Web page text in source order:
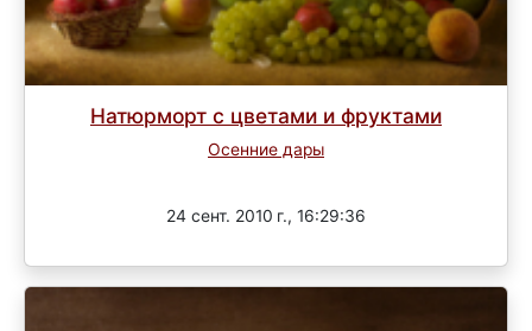
Натюрморт с цветами и фруктами
Осенние дары
24 сент. 2010 г., 16:29:36